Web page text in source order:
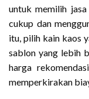
untuk memilih
cukup dan
itu, pilih kain kaos
sablon yang lebih
harga
memperkirakan